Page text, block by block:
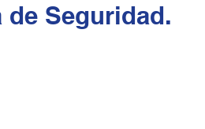
Seguridad.